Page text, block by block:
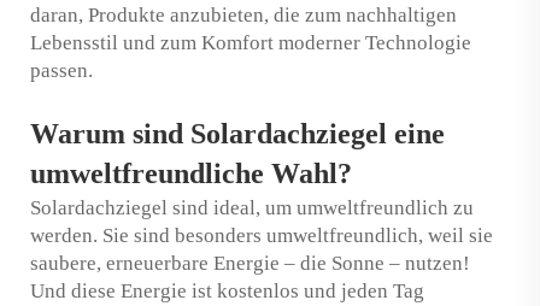
daran, Produkte anzubieten, die zum nachhaltigen
Lebensstil und zum Komfort moderner Technologie
passen.
Warum sind Solardachziegel eine
umweltfreundliche Wahl?
Solardachziegel sind ideal, um umweltfreundlich zu
werden. Sie sind besonders umweltfreundlich, weil sie
saubere, erneuerbare Energie – die Sonne – nutzen!
Und diese Energie ist kostenlos und jeden Tag